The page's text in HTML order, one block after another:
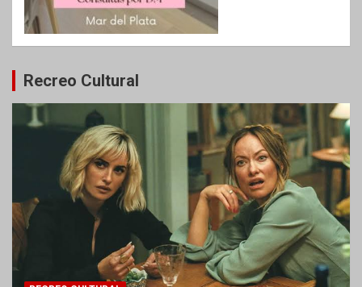
Recreo Cultural